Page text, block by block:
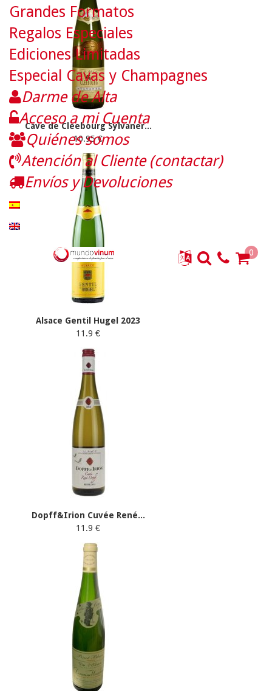
Cave de Cleebourg Sylvaner...
10.95 €
Alsace Gentil Hugel 2023
11.9 €
Dopff&Irion Cuvée René...
11.9 €
Grandes Formatos
Regalos Especiales
Ediciones Limitadas
Especial Cavas y Champagnes
Darme de Alta
Acceso a mi Cuenta
Quiénes somos
Atención al Cliente (contactar)
Envíos y Devoluciones
0